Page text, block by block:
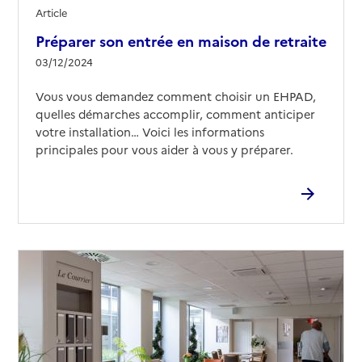
34500
04 67 49 70 00
Rapport HAS
Voir les prix et prestations
Source des données : Finess n° 340014703
Mis à jour le : 07/04/2025
04 67 11 13 13
Contact
Site internet
Rapport HAS
Voir les prix et prestations
Préparer son entrée en maison de retraite
03/12/2024
Article
Vous vous demandez comment choisir un EHPAD,
quelles démarches accomplir, comment anticiper
votre installation… Voici les informations
principales pour vous aider à vous y préparer.